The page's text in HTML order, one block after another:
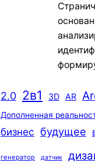
2.0 2в1 3D AR
Дополненная
бизнес будущее
генератор датчик